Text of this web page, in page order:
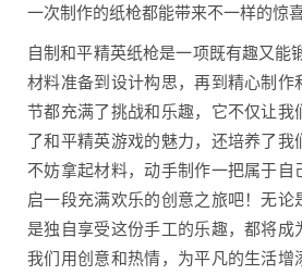
一次制作的纸枪都能带来不一样的惊
自制和平精英纸枪是一项既有趣又能
材料准备到设计构思，再到精心制作
节都充满了挑战和乐趣，它不仅让我
了和平精英游戏的魅力，还培养了我
不妨拿起材料，动手制作一把属于
启一段充满欢乐的创意之旅吧！无论
是独自享受这份手工的乐趣，都将成
我们用创意和热情，为平凡的生活增